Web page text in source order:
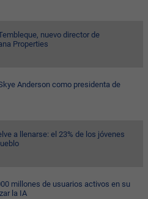
nuevo director de
Properties
Anderson como presidenta de
a llenarse: el 23% de los jóvenes
millones de usuarios activos en su
la IA